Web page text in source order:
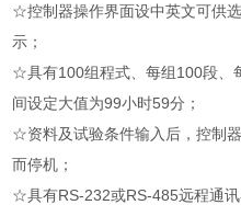
☆控制器操作界面设中英文可供
示；
☆具有100组程式、每组100段、
间设定大值为99小时59分；
☆资料及试验条件输入后，控制
而停机；
☆具有RS-232或RS-485远程通